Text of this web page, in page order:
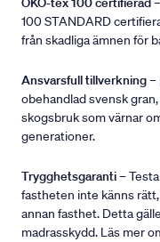
100 STANDARD
från skadliga ämnen för
Ansvarsfull tillverkning–
obehandlad svensk
skogsbruk som värnar
generationer.
Trygghetsgaranti–
fastheten inte känns
annan fasthet. Detta
madrasskydd. Läs mer